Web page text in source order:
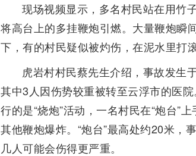
现场视频显示，多名村民站在用竹
将高台上的多挂鞭炮引燃。大量鞭炮瞬
下，有的村民疑似被灼伤，在泥水里打滚
虎岩村村民蔡先生介绍，事故发生
其中3人因伤势较重被转至云浮市的医
行的是“烧炮”活动，一名村民在“炮台”
其他鞭炮爆炸。“炮台”最高处约20米，
几人可能会伤得更严重。